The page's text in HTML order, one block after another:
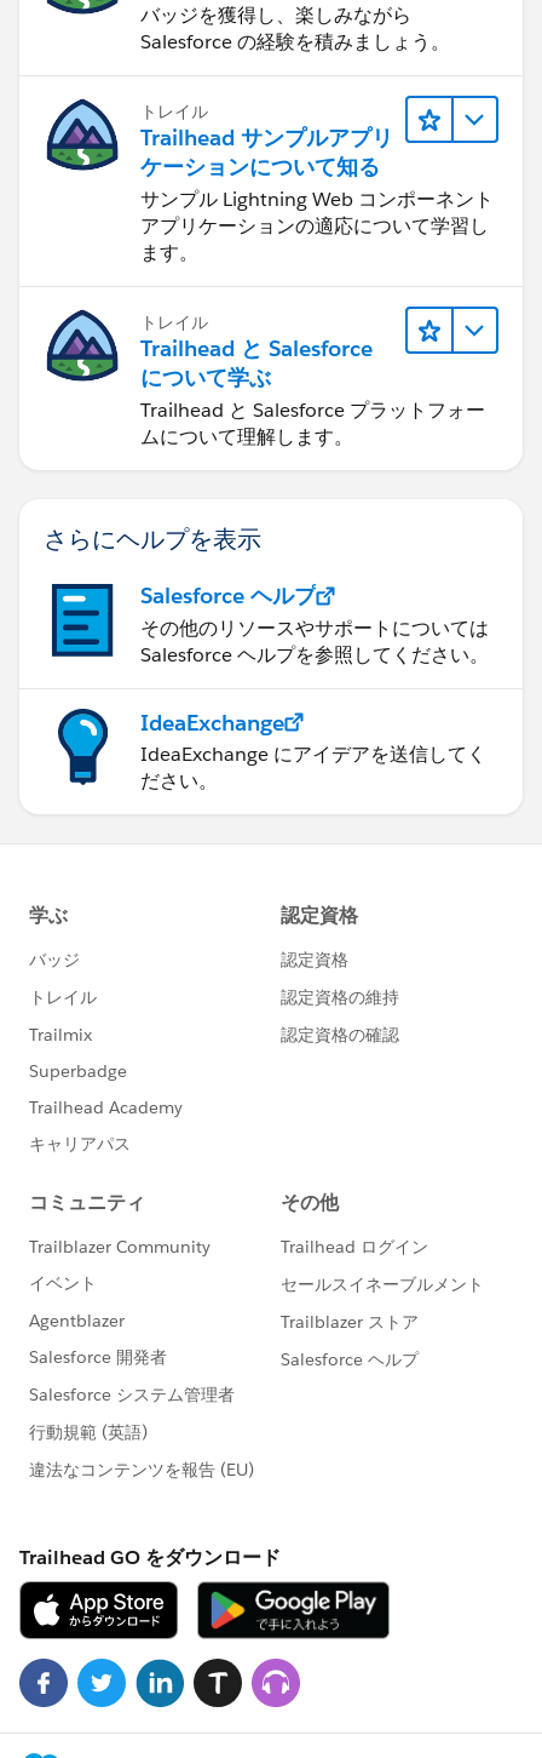
バッジを獲得し、楽しみながら
Salesforce の経験を積みましょう。
トレイル
Trailhead サンプルアプリ
ケーションについて知る
サンプル Lightning Web コンポーネント
アプリケーションの適応について学習し
ます。
トレイル
Trailhead と Salesforce
について学ぶ
Trailhead と Salesforce プラットフォー
ムについて理解します。
さらにヘルプを表示
Salesforce ヘルプ
その他のリソースやサポートについては
Salesforce ヘルプを参照してください。
IdeaExchange
IdeaExchange にアイデアを送信してく
ださい。